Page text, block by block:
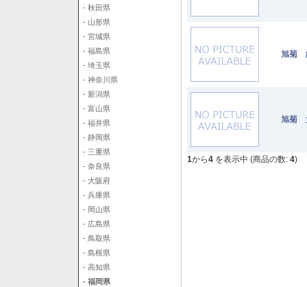
- 秋田県
- 山形県
- 宮城県
- 福島県
- 埼玉県
- 神奈川県
- 新潟県
- 富山県
- 福井県
- 静岡県
- 三重県
- 奈良県
- 大阪府
- 兵庫県
- 岡山県
- 広島県
- 鳥取県
- 島根県
- 高知県
- 福岡県
旭菊
旭菊
1から4 を表示中 (商品の数: 4)